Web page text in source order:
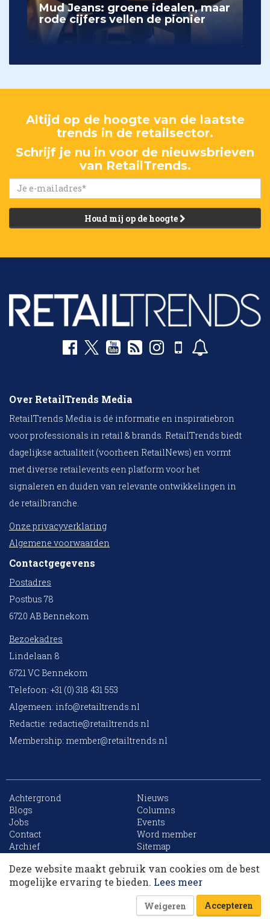
Mud Jeans: groene idealen, maar
rode cijfers vellen de pionier
Altijd op de hoogte van de laatste
trends in de retailsector.
Schrijf je nu in voor de nieuwsbrieven
van RetailTrends.
Houd mij op de hoogte
Over RetailTrends Media
RetailTrends Media is dé informatie en inspiratiebron
voor professionals in retail & brands. RetailTrends biedt
dagelijkse actualiteit (voorheen RetailNews) en vormt
met diverse retailevents een platform voor het
signaleren en duiden van relevante ontwikkelingen in
de retailbranche.
Onze privacyverklaring
Algemene voorwaarden
Contactgegevens
Postadres
Postbus 78
6720 AB Bennekom
Bezoekadres
Lindelaan 8
6721 VC Bennekom
Telefoon: +31 (0) 318 431 553
Algemeen: info@retailtrends.nl
Redactie: redactie@retailtrends.nl
Membership: member@retailtrends.nl
Achtergrond
Nieuws
Blogs
Columns
Jobs
Events
Contact
Word member
Archief
Sitemap
Website is powered by
Deze website maakt gebruik van cookies om de best
mogelijke ervaring te bieden. Lees meer
Weigeren Accepteren
Korting op events